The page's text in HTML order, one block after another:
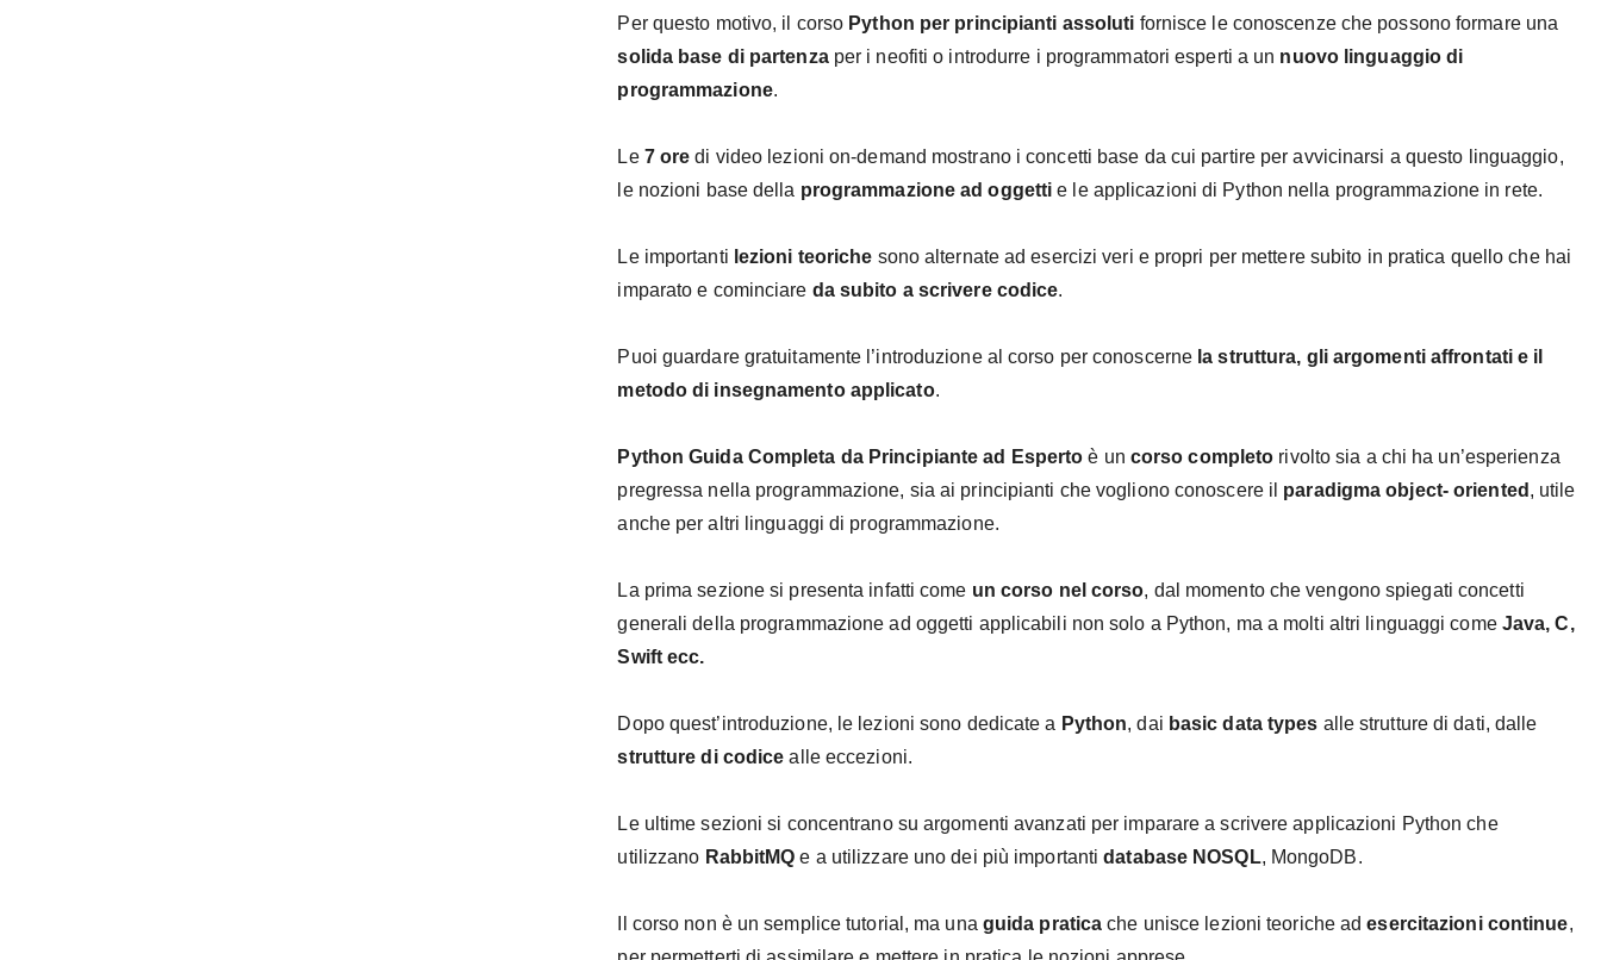
Per questo motivo, il corso Python per principianti assoluti fornisce le conoscenze che possono formare una
solida base di partenzaper i neofiti o introdurre i programmatori esperti a un nuovo linguaggio di
programmazione.
Le 7 ore di video lezioni on-demand mostrano i concetti base da cui partire per avvicinarsi a questo linguaggio,
le nozioni base della programmazione ad oggetti e le applicazioni di Python nella programmazione in rete.
Le importanti lezioni teoriche sono alternate ad esercizi veri e propri per mettere subito in pratica quello che hai
imparato e cominciare da subito a scrivere codice.
Puoi guardare gratuitamente l’introduzione al corso per conoscerne la struttura, gli argomenti affrontati e il
metodo di insegnamento applicato.
Python Guida Completa da Principiante ad Esperto è un corso completo rivolto sia a chi ha un’esperienza
pregressa nella programmazione, sia ai principianti che vogliono conoscere il paradigma object- oriented , utile
anche per altri linguaggi di programmazione.
La prima sezione si presenta infatti come un corso nel corso, dal momento che vengono spiegati concetti
generali della programmazione ad oggetti applicabili non solo a Python, ma a molti altri linguaggi come Java, C,
Swift ecc.
Dopo quest’introduzione, le lezioni sono dedicate a Python, dai basic data types alle strutture di dati, dalle
strutture di codice alle eccezioni.
Le ultime sezioni si concentrano su argomenti avanzati per imparare a scrivere applicazioni Python che
utilizzano RabbitMQ e a utilizzare uno dei più importantidatabase NOSQL, MongoDB.
Il corso non è un semplice tutorial, ma una guida pratica che unisce lezioni teoriche adesercitazioni continue,